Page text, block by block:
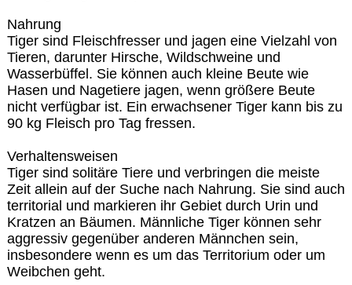
Nahrung
Tiger sind Fleischfresser und jagen eine Vielzahl von
Tieren, darunter Hirsche, Wildschweine und
Wasserbüffel. Sie können auch kleine Beute wie
Hasen und Nagetiere jagen, wenn größere Beute
nicht verfügbar ist. Ein erwachsener Tiger kann bis zu
90 kg Fleisch pro Tag fressen.
Verhaltensweisen
Tiger sind solitäre Tiere und verbringen die meiste
Zeit allein auf der Suche nach Nahrung. Sie sind auch
territorial und markieren ihr Gebiet durch Urin und
Kratzen an Bäumen. Männliche Tiger können sehr
aggressiv gegenüber anderen Männchen sein,
insbesondere wenn es um das Territorium oder um
Weibchen geht.